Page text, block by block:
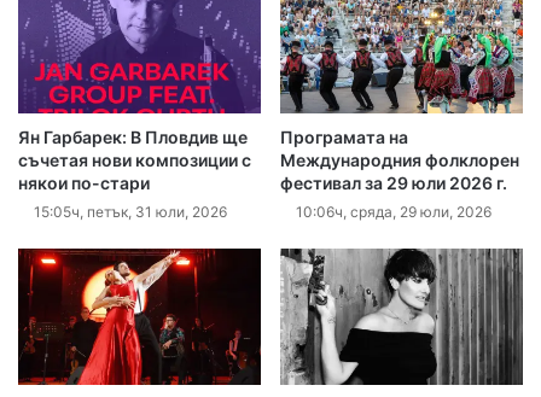
Ян Гарбарек: В Пловдив ще
съчетая нови композиции с
някои по-стари
15:05ч, петък, 31 юли, 2026
Програмата на
Международния фолклорен
фестивал за 29 юли 2026 г.
10:06ч, сряда, 29 юли, 2026